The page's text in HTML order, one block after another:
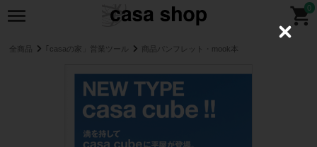
0
全商品 ｢casaの家」営業ツール 商品パンフレット・mook本
C